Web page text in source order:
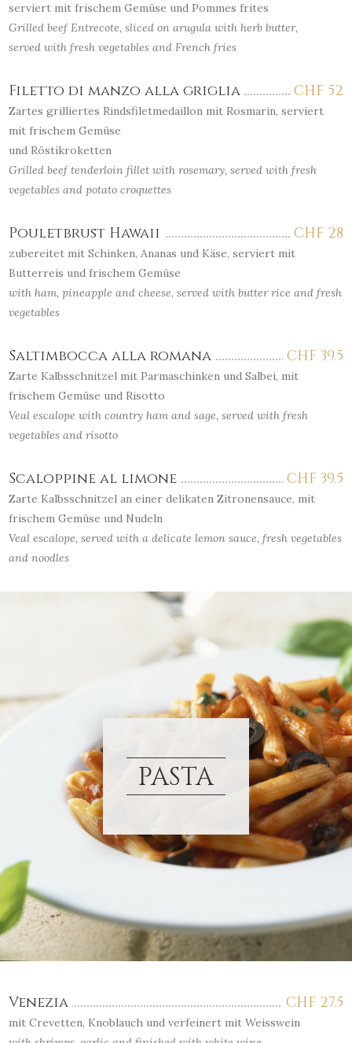
serviert mit frischem Gemüse und Pommes frites
Grilled beef Entrecote, sliced on arugula with herb butter,
served with fresh vegetables and French fries
CHF 52
Filetto di manzo alla griglia
Zartes grilliertes Rindsfiletmedaillon mit Rosmarin, serviert
mit frischem Gemüse
und Röstikroketten
Grilled beef tenderloin fillet with rosemary, served with fresh
vegetables and potato croquettes
CHF 28
Pouletbrust Hawaii
zubereitet mit Schinken, Ananas und Käse, serviert mit
Butterreis und frischem Gemüse
with ham, pineapple and cheese, served with butter rice and fresh
vegetables
CHF 39.5
Saltimbocca alla romana
Zarte Kalbsschnitzel mit Parmaschinken und Salbei, mit
frischem Gemüse und Risotto
Veal escalope with country ham and sage, served with fresh
vegetables and risotto
CHF 39.5
Scaloppine al limone
Zarte Kalbsschnitzel an einer delikaten Zitronensauce, mit
frischem Gemüse und Nudeln
Veal escalope, served with a delicate lemon sauce, fresh vegetables
and noodles
PASTA
CHF 27.5
Venezia
mit Crevetten, Knoblauch und verfeinert mit Weisswein